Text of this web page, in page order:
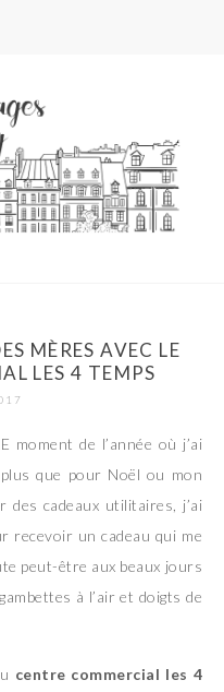
MÈRES AVEC LE
LES 4 TEMPS
moment de l’année où j’ai
que pour Noël ou mon
des cadeaux utilitaires, j’ai
recevoir un cadeau qui me
peut-être aux beaux jours
à l’air et doigts de
centre commercial les 4